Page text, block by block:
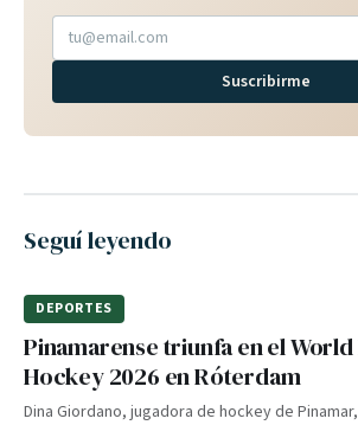
Suscribirme
Seguí leyendo
DEPORTES
Pinamarense triunfa en el World
Hockey 2026 en Róterdam
Dina Giordano, jugadora de hockey de